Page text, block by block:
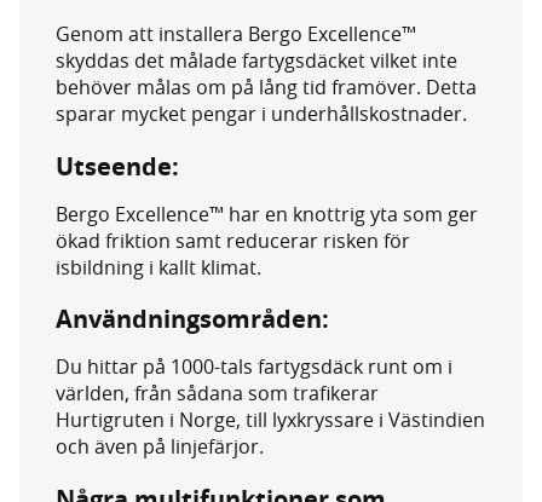
Genom att installera Bergo Excellence™
skyddas det målade fartygsdäcket vilket inte
behöver målas om på lång tid framöver. Detta
sparar mycket pengar i underhållskostnader.
Utseende:
Bergo Excellence™ har en knottrig yta som ger
ökad friktion samt reducerar risken för
isbildning i kallt klimat.
Användningsområden:
Du hittar på 1000-tals fartygsdäck runt om i
världen, från sådana som trafikerar
Hurtigruten i Norge, till lyxkryssare i Västindien
och även på linjefärjor.